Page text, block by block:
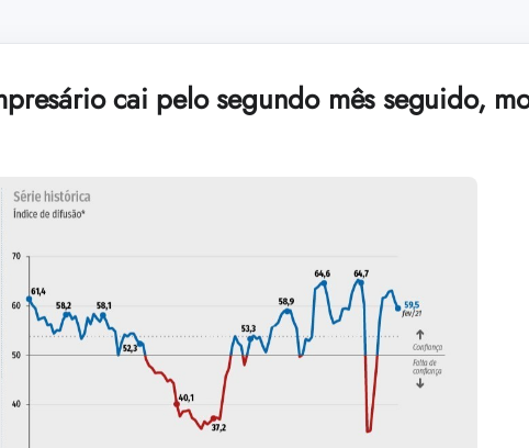
cai pelo segundo mês seguido,